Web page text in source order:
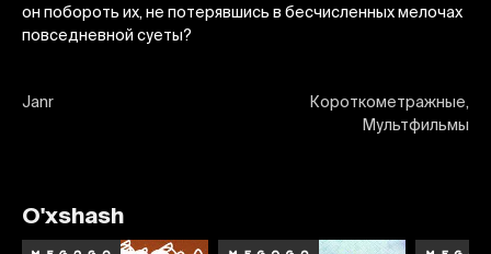
он побороть их, не потерявшись в бесчисленных мелочах
повседневной суеты?
Janr
Короткометражные,
Мультфильмы
O'xshash